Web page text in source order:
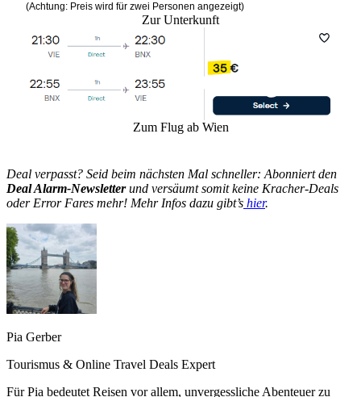
(Achtung: Preis wird für zwei Personen angezeigt)
Zur Unterkunft
Zum Flug ab Wien
Deal verpasst? Seid beim nächsten Mal schneller: Abonniert den
Deal Alarm-Newsletterund versäumt somit keine Kracher-Deals
oder Error Fares mehr! Mehr Infos dazu gibt’s hier.
Pia Gerber
Tourismus & Online Travel Deals Expert
Für Pia bedeutet Reisen vor allem, unvergessliche Abenteuer zu